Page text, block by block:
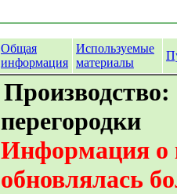
Общая
информация
Используемые
материалы
перегородки
Информация о
обновлялась